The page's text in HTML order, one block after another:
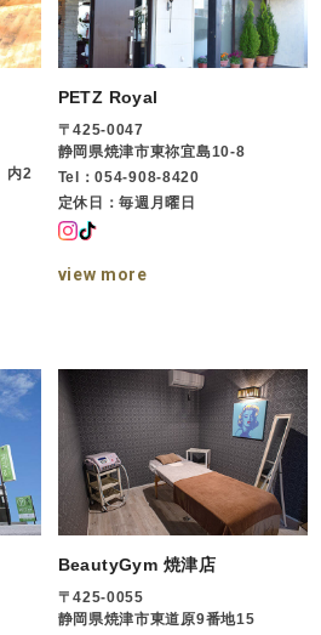
内2
PETZ Royal
〒425-0047
静岡県焼津市東祢宜島10-8
Tel：054-908-8420
定休日：毎週月曜日
view more
BeautyGym 焼津店
〒425-0055
静岡県焼津市東道原9番地15